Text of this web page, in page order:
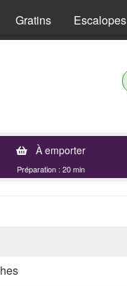
Gratins Escalopes
À emporter
Préparation : 20 min